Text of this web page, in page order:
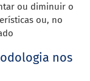
ou diminuir o
ou, no
nos